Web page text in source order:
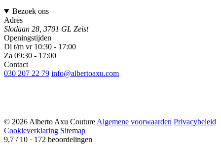
Bezoek ons
Adres
Slotlaan 28, 3701 GL Zeist
Openingstijden
Di t/m vr 10:30 - 17:00
Za 09:30 - 17:00
Contact
030 207 22 79 info@albertoaxu.com
© 2026 Alberto Axu Couture Algemene voorwaarden Privacybeleid
Cookieverklaring Sitemap
9,7 / 10 · 172 beoordelingen